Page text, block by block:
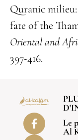
Quranic
fate of the
Oriental and
397-416.
Le
Al